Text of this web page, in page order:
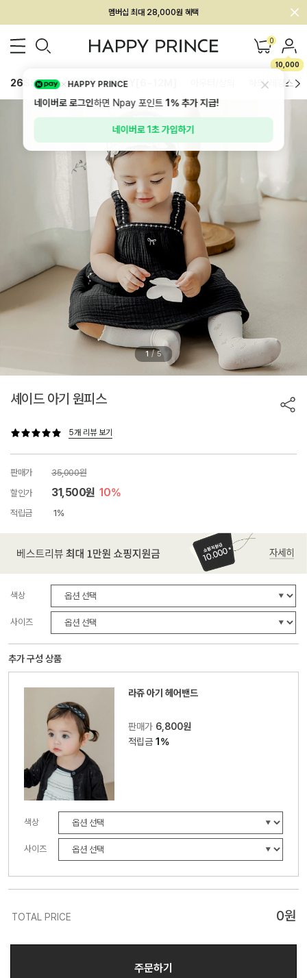
회원전용 아울렛, 가입하면 ~60% 할인!
멤버십 최대 28,000원 혜택 0
10,000
26SS 신상 BEST BABY[6~12M] 하의/레깅스
1 / 5
셰이드 아기 원피스
5개 리뷰 보기
판매가
35,000원
할인가
31,500원 10%
적립금 1%
색상
사이즈
추가 구성 상품
라쥬 아기 헤어밴드
판매가 6,800원
적립금1%
색상
사이즈
TOTAL PRICE 0원
주문하기
HAPPY PRINCE
네이버로 로그인하면 Npay 포인트1%추가 지급!
네이버로 1초 가입하기